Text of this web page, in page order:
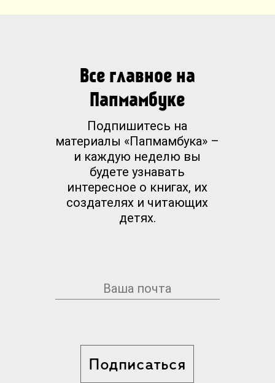
Все главное на
Папмамбуке
Подпишитесь на
материалы «Папмамбука» –
и каждую неделю вы
будете узнавать
интересное о книгах, их
создателях и читающих
детях.
Подписаться